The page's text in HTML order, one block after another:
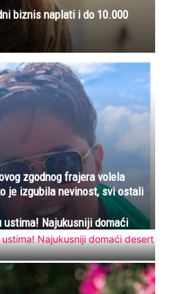
biznis naplati i do 10.000
zgodnog frajera volela
je izgubila nevinost, svi ostali
Najukusniji domaći